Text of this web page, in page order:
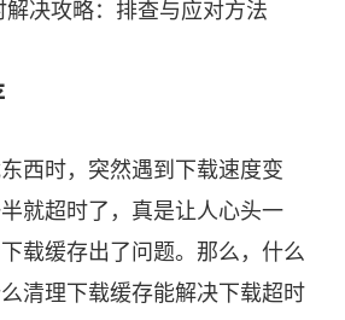
西时，突然遇到下载速度变
就超时了，真是让人心头一
载缓存出了问题。那么，什么
清理下载缓存能解决下载超时